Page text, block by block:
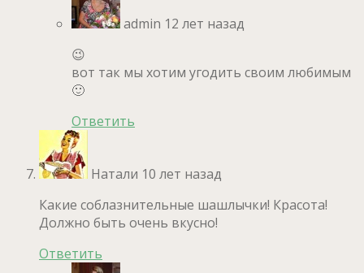
admin 12 лет назад
😉
вот так мы хотим угодить своим любимым
🙂
Ответить
Натали 10 лет назад
Какие соблазнительные шашлычки! Красота!
Должно быть очень вкусно!
Ответить